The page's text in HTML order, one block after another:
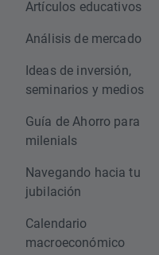
Artículos educativos
Análisis de mercado
Ideas de inversión,
seminarios y medios
Guía de Ahorro para
milenials
Navegando hacia tu
jubilación
Calendario
macroeconómico